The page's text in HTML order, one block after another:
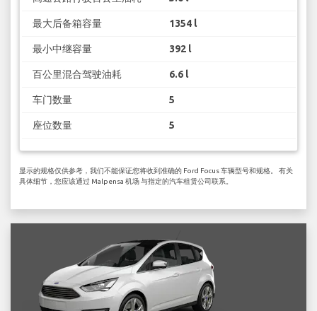
最大后备箱容量 1354 l
最小中继容量 392 l
百公里混合驾驶油耗 6.6 l
车门数量 5
座位数量 5
显示的规格仅供参考，我们不能保证您将收到准确的 Ford Focus 车辆型号和规格。 有关
具体细节，您应该通过 Malpensa 机场 与指定的汽车租赁公司联系。